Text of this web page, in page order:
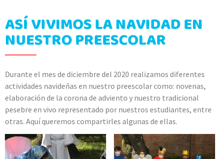
ASÍ VIVIMOS LA NAVIDAD EN
NUESTRO PREESCOLAR
Durante el mes de diciembre del 2020 realizamos diferentes
actividades navideñas en nuestro preescolar como: novenas,
elaboración de la corona de adviento y nuestro tradicional
pesebre en vivo representado por nuestros estudiantes, entre
otras. Aquí queremos compartirles algunas de ellas.